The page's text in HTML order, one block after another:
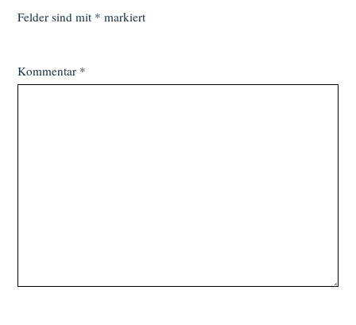
Felder sind mit * markiert
Kommentar *